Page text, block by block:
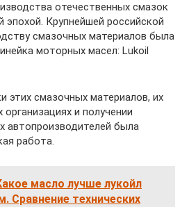
отечественных смазок
эпохой. Крупнейшей российской
смазочных материалов была
моторных масел: Lukoil
этих смазочных материалов, их
и получении
автопроизводителей была
работа.
масло лучше лукойл
Сравнение технических